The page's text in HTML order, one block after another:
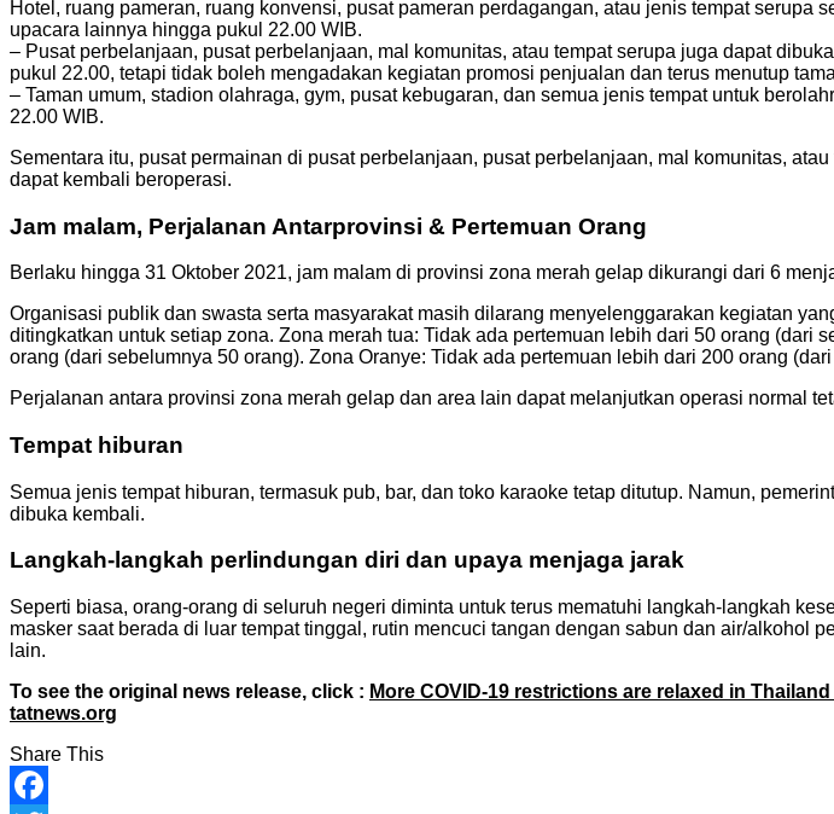
Hotel, ruang pameran, ruang konvensi, pusat pameran perdagangan, atau jenis tempat serupa
upacara lainnya hingga pukul 22.00 WIB.
– Pusat perbelanjaan, pusat perbelanjaan, mal komunitas, atau tempat serupa juga dapat
pukul 22.00, tetapi tidak boleh mengadakan kegiatan promosi penjualan dan terus menutup
– Taman umum, stadion olahraga, gym, pusat kebugaran, dan semua jenis tempat untuk
22.00 WIB.
Sementara itu, pusat permainan di pusat perbelanjaan, pusat perbelanjaan, mal komunitas,
dapat kembali beroperasi.
Jam malam, Perjalanan Antarprovinsi & Pertemuan Orang
Berlaku hingga 31 Oktober 2021, jam malam di provinsi zona merah gelap dikurangi dari 6
Organisasi publik dan swasta serta masyarakat masih dilarang menyelenggarakan kegiatan
ditingkatkan untuk setiap zona. Zona merah tua: Tidak ada pertemuan lebih dari 50 orang (dari
orang (dari sebelumnya 50 orang). Zona Oranye: Tidak ada pertemuan lebih dari 200 orang
Perjalanan antara provinsi zona merah gelap dan area lain dapat melanjutkan operasi normal
Tempat hiburan
Semua jenis tempat hiburan, termasuk pub, bar, dan toko karaoke tetap ditutup. Namun,
dibuka kembali.
Langkah-langkah perlindungan diri dan upaya menjaga jarak
Seperti biasa, orang-orang di seluruh negeri diminta untuk terus mematuhi langkah-langkah
masker saat berada di luar tempat tinggal, rutin mencuci tangan dengan sabun dan air/alkohol
lain.
To see the original news release, click : More COVID-19 restrictions are relaxed in
tatnews.org
Share This